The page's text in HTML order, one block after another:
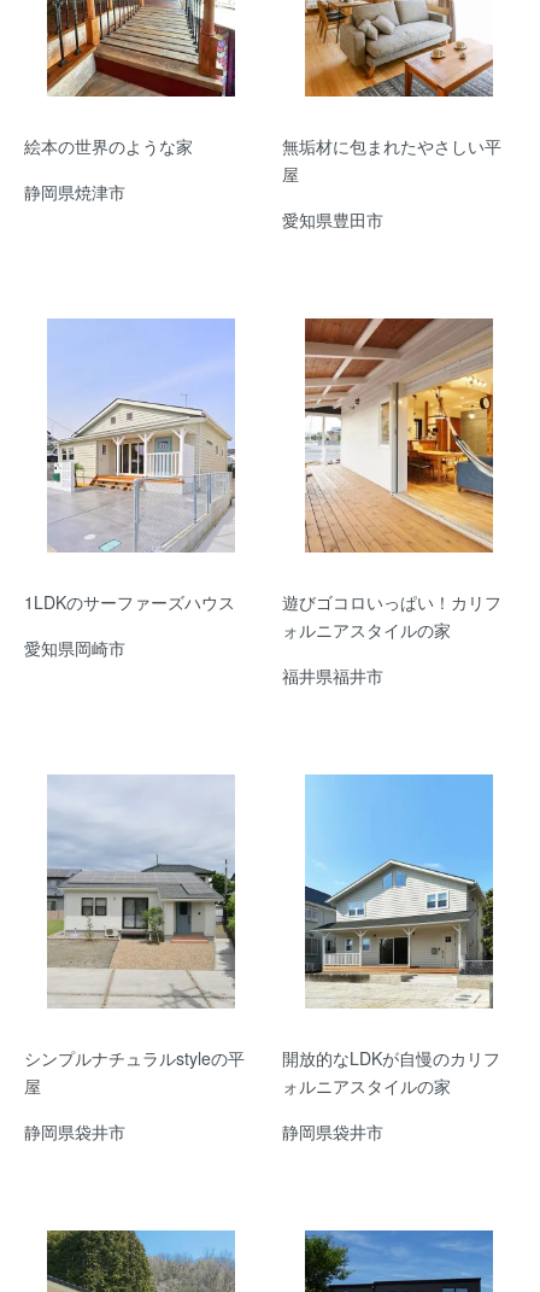
絵本の世界のような家
静岡県焼津市
無垢材に包まれたやさしい平
屋
愛知県豊田市
1LDKのサーファーズハウス
愛知県岡崎市
遊びゴコロいっぱい！カリフ
ォルニアスタイルの家
福井県福井市
シンプルナチュラルstyleの平
屋
静岡県袋井市
開放的なLDKが自慢のカリフ
ォルニアスタイルの家
静岡県袋井市